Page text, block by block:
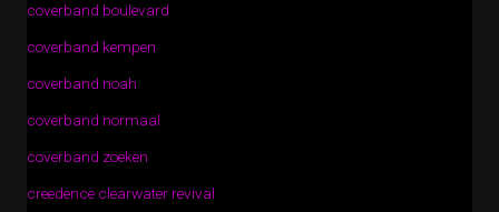
coverband boulevard
coverband kempen
coverband noah
coverband normaal
coverband zoeken
creedence clearwater revival